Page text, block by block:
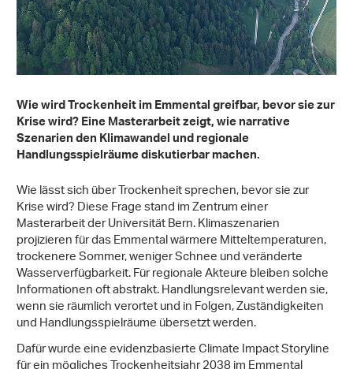
Wie wird Trockenheit im Emmental greifbar, bevor sie zur
Krise wird? Eine Masterarbeit zeigt, wie narrative
Szenarien den Klimawandel und regionale
Handlungsspielräume diskutierbar machen.
Wie lässt sich über Trockenheit sprechen, bevor sie zur
Krise wird? Diese Frage stand im Zentrum einer
Masterarbeit der Universität Bern. Klimaszenarien
projizieren für das Emmental wärmere Mitteltemperaturen,
trockenere Sommer, weniger Schnee und veränderte
Wasserverfügbarkeit. Für regionale Akteure bleiben solche
Informationen oft abstrakt. Handlungsrelevant werden sie,
wenn sie räumlich verortet und in Folgen, Zuständigkeiten
und Handlungsspielräume übersetzt werden.
Dafür wurde eine evidenzbasierte Climate Impact Storyline